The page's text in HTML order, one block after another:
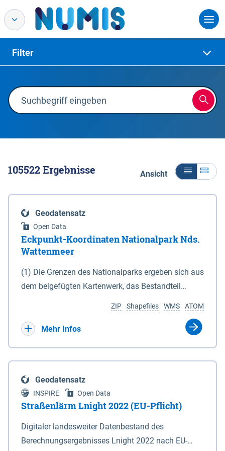
Filter
105522Ergebnisse Ansicht
Geodatensatz
Open Data
Eckpunkt-Koordinaten Nationalpark Nds.
Wattenmeer
(1) Die Grenzen des Nationalparks ergeben sich aus
dem beigefügten Kartenwerk, das Bestandteil
(DTK) im Maßstab 1 : 100 000 (Anlage 2), 2.
verkleinerte Amtliche Karte 1 : 5 000 (AK5) im
projizierte Koordinaten im Europäischen
Terrestrischen Referenzsystem 1989 (ETRS 89) mit
der Universalen Transversalen Mercator-Abbildung
bezogen auf die Zone 32 N (UTM 32N) dargestellt
(Anlage 4); Gleiches gilt für die geografischen
ATOM
WMS
Shapefiles
ZIP
Mehr Infos
Geodatensatz
INSPIRE Open Data
Straßenlärm Lnight 2022 (EU-Pflicht)
Digitaler landesweiter Datenbestand des
Berechnungsergebnisses Lnight 2022 nach EU-